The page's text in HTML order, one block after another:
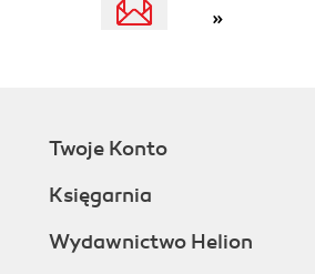
»
Twoje Konto
Księgarnia
Wydawnictwo Helion